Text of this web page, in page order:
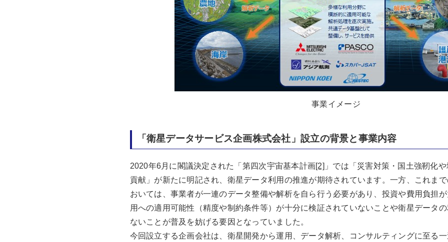
事業イメージ
「衛星データサービス企画株式会社」設立の背景と事業内容
2020年6月に閣議決定された「第四次宇宙基本計画[2] 」では「災害対策・国土強靭化
貢献」が新たに明記され、衛星データ利用の推進が期待されています。一方、これま
おいては、事業者が一連のデータ整備や解析を自ら行う必要があり、投資や費用負担
用への適用可能性（精度や制約条件等）が十分に検証されていないことや衛星データ
ないことが普及を妨げる要因となっていました。
今回設立する企画会社は、衛星開発から運用、データ解析、コンサルティングに至る